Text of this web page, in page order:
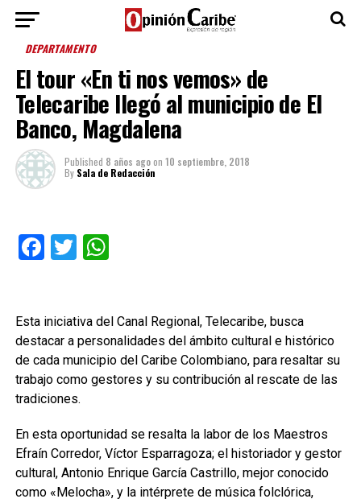
DEPARTAMENTO
El tour «En ti nos vemos» de
Telecaribe llegó al municipio de El
Banco, Magdalena
Published 8 años agoon 10 septiembre, 2018
By Sala de Redacción
Facebook
TwitterWhatsApp
Esta iniciativa del Canal Regional, Telecaribe, busca
destacar a personalidades del ámbito cultural e histórico
de cada municipio del Caribe Colombiano, para resaltar su
trabajo como gestores y su contribución al rescate de las
tradiciones.
En esta oportunidad se resalta la labor de los Maestros
Efraín Corredor, Víctor Esparragoza; el historiador y gestor
cultural, Antonio Enrique García Castrillo, mejor conocido
como «Melocha», y la intérprete de música folclórica,